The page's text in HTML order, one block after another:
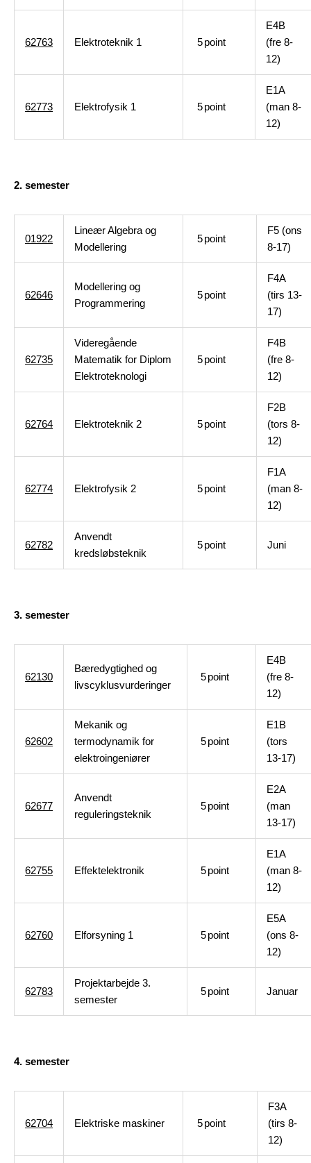
62763 Elektroteknik 1 5point
E4B
(fre 8-
12)
62773 Elektrofysik 1 5point
E1A
(man 8-
12)
2. semester
01922
Lineær Algebra og
Modellering
5point
F5 (ons
8-17)
62646
Modellering og
Programmering
5point
F4A
(tirs 13-
17)
62735
Videregående
Matematik for Diplom
Elektroteknologi
5point
F4B
(fre 8-
12)
62764 Elektroteknik 2 5point
F2B
(tors 8-
12)
62774 Elektrofysik 2 5point
F1A
(man 8-
12)
62782
Anvendt
kredsløbsteknik
5point Juni
3. semester
62130
Bæredygtighed og
livscyklusvurderinger
5point
E4B
(fre 8-
12)
62602
Mekanik og
termodynamik for
elektroingeniører
5point
E1B
(tors
13-17)
62677
Anvendt
reguleringsteknik
5point
E2A
(man
13-17)
62755 Effektelektronik 5point
E1A
(man 8-
12)
62760 Elforsyning 1 5point
E5A
(ons 8-
12)
62783
Projektarbejde 3.
semester
5point Januar
4. semester
62704 Elektriske maskiner 5point
F3A
(tirs 8-
12)